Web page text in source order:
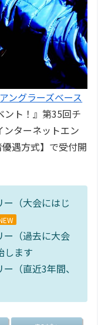
アングラーズベース
ント！』第35回チ
ンターネットエン
遇方式】で受付開
（大会にはじ
（過去に大会
します
（直近3年間、